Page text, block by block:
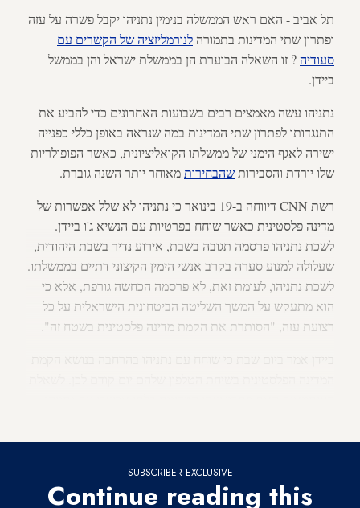
תל אביב - האם ראש הממשלה בנימין נתניהו יקבל פשרה על עזה
ופתרון שתי המדינות בתמורה לנורמליזציה של הקשרים עם
סעודיה? זו השאלה הבוערת הן בממשלת ישראל והן בממשל
ביידן.
נתניהו עשה מאמצים רבים בשבועות האחרונים כדי להביע את
התנגדותו לפתרון שתי המדינות במה שנראה באופן כללי כפנייה
ישירה לאגף הימני של ממשלתו הקואליציונית, כאשר הפופולריות
שלו יורדת והסבירות שהבחירותמאוחר יותר השנה גוברת.
רשת CNN דיווחה ב-19 בינואר כי נתניהו לא שלל אפשרות של
מדינה פלסטינית כאשר שוחח בפרטיות עם הנשיא ג'ו ביידן.
לשכת נתניהו פרסמה תגובה בשבת, אירוע נדיר בשבת היהודית,
שעלולה למנוע סערה בקרב אנשי הימין הקיצוני דתיים בממשלתו.
לשכת נתניהו, לעומת זאת, לא פרסמה הכחשה גורפת, אלא כי
הוא מתעקש על המשך השליטה הביטחונית הישראלית על כל
רצועת עזה, "הסותרת את הקמת מדינה פלסטינית בשטח זה".
SUBSCRIBER EXCLUSIVE
Continue reading this